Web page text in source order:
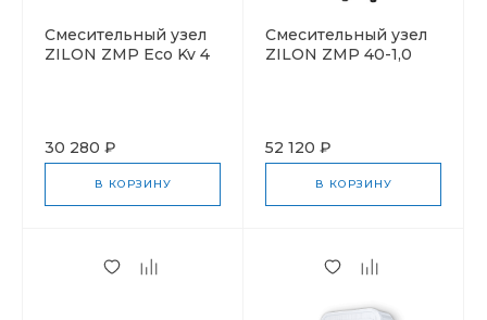
Смесительный узел
ZILON ZMP Eco Kv 4
30 280 ₽
В КОРЗИНУ
Смесительный узел
ZILON ZMP 40-1,0
52 120 ₽
В КОРЗИНУ